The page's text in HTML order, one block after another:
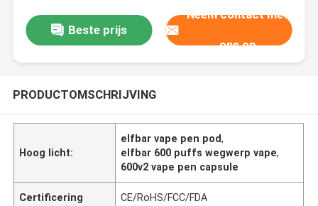
Beste prijs
Neem contact met
ons op
PRODUCTOMSCHRIJVING
Hoog licht:
elfbar vape pen pod,
elfbar 600 puffs wegwerp vape,
600v2 vape pen capsule
Certificering CE/RoHS/FCC/FDA